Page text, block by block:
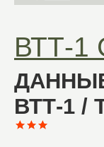
ВТТ-1
ДАННЫЕ
ВТТ-1 /